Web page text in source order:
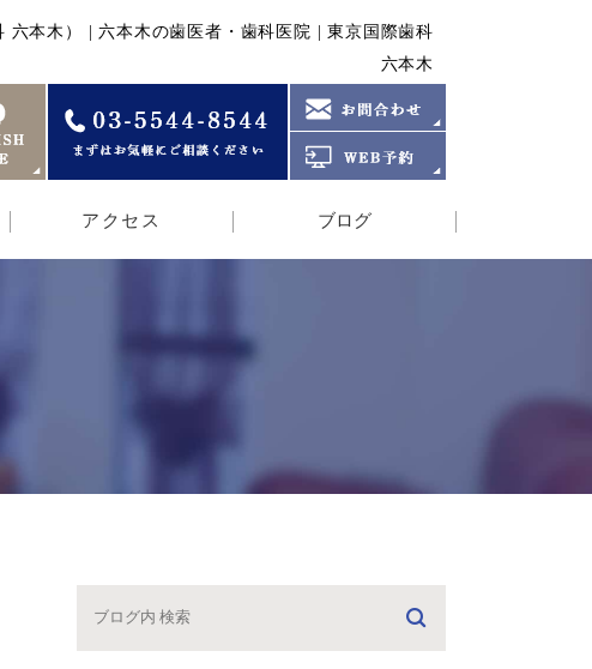
本木） | 六本木の歯医者・歯科医院 | 東京国際歯科
六本木
アクセス ブログ